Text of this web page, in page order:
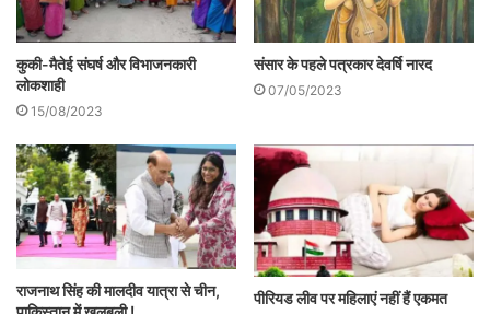
चित्रकारों के साथ आयरलैंड की महिल नॉटेड
इन चित्रकारों ने बताया, पिछले साल लॉकडाउन के
ऐन पहले आयरलैंड की रहने वाली नॉटेड चारलेट, जो
स्वयं पेशे से चित्रकार हैं, वह अपने पति के साथ
पाटनगढ़ आई थीं। उन्हें उमरिया स्थित टिकुली कला
केंद्र के निदेशक संतोष कुमार द्विवेदी यहाँ लाये थे।
गाँव में गोंड चित्रकला और कलाकारों से मिलकर वह
बहुत भावुक हो गयी थी। तब उन्होंने यहाँ के
कुकी-मैतेई संघर्ष और विभाजनकारी
लोकशाही
15/08/2023
संसार के पहले पत्रकार देवर्षि नारद
07/05/2023
राजनाथ सिंह की मालदीव यात्रा से चीन,
पीरियड लीव पर महिलाएं नहीं हैं एकमत